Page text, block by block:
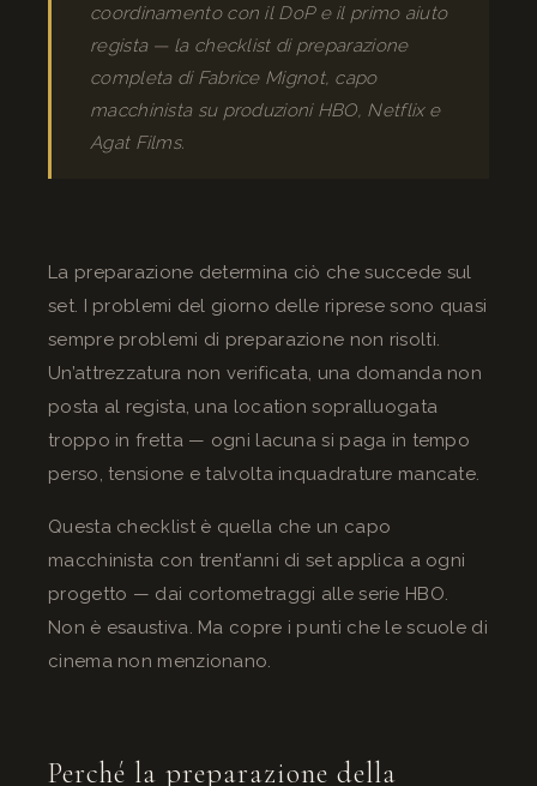
coordinamento con il DoP e il primo aiuto
regista — la checklist di preparazione
completa di Fabrice Mignot, capo
macchinista su produzioni HBO, Netflix e
Agat Films.
La preparazione determina ciò che succede sul
set. I problemi del giorno delle riprese sono quasi
sempre problemi di preparazione non risolti.
Un’attrezzatura non verificata, una domanda non
posta al regista, una location sopralluogata
troppo in fretta — ogni lacuna si paga in tempo
perso, tensione e talvolta inquadrature mancate.
Questa checklist è quella che un capo
macchinista con trent’anni di set applica a ogni
progetto — dai cortometraggi alle serie HBO.
Non è esaustiva. Ma copre i punti che le scuole di
cinema non menzionano.
Perché la preparazione della